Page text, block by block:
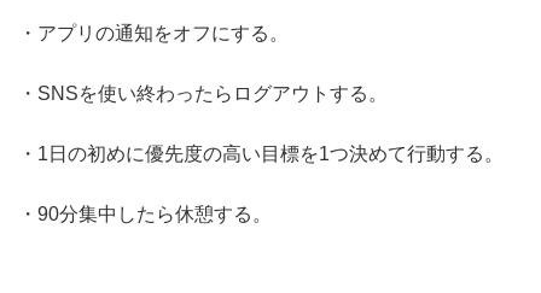
・アプリの通知をオフにする。
・SNSを使い終わったらログアウトする。
・1日の初めに優先度の高い目標を1つ決めて行動する。
・90分集中したら休憩する。